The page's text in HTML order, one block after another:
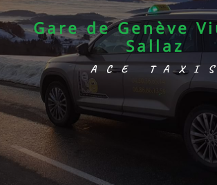
Gare de Genève Viuz-en-
Sallaz
ACE TAXIS